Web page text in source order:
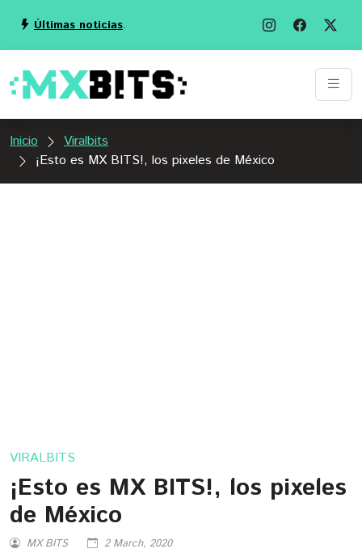
Últimas noticias.
Inicio
Viralbits
¡Esto es MX BITS!, los pixeles de México
VIRALBITS
¡Esto es MX BITS!, los pixeles
de México
MX BITS 2 March, 2020